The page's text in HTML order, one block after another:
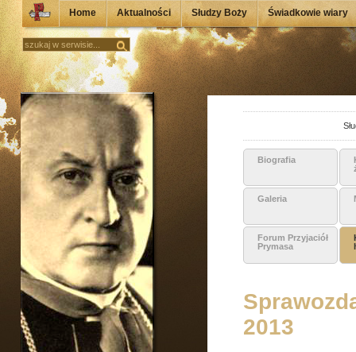
Home Aktualności Słudzy Boży Świadkowie wiary
Biografia
Galeria
Forum Przyjaciół
Prymasa
2013